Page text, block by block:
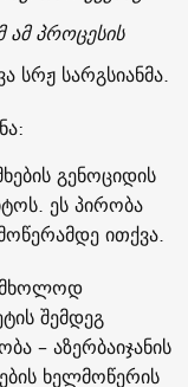
პროცესის
სრჟ სარგსიანმა.
გენოციდის
ეს პირობა
ითქვა.
მხოლოდ
შემდეგ
– აზერბაიჯანის
ხელმოწერის